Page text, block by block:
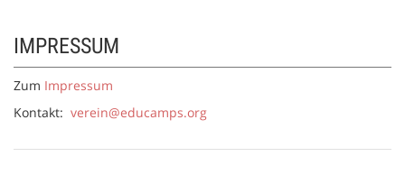
IMPRESSUM
Zum Impressum
Kontakt: verein@educamps.org